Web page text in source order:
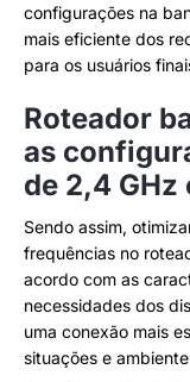
configurações na
mais eficiente dos
para os usuários
Roteador
as
de 2,4 GHz
Sendo assim,
frequências no
acordo com as
necessidades dos
uma conexão mais
situações e